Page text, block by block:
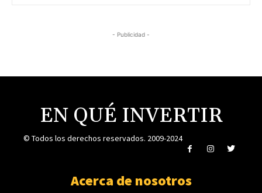
- Publicidad -
EN QUÉ INVERTIR
© Todos los derechos reservados. 2009-2024
Acerca de nosotros